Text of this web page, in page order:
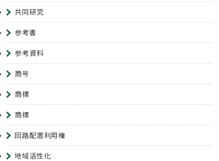
共同研究
参考書
参考資料
商号
商標
商標
回路配置利用権
地域活性化